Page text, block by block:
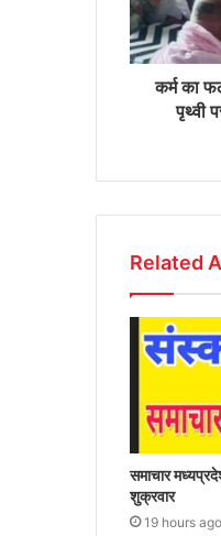
कर्म का
पृथ्वी
Related
समाचार
शुक्रवार
19 hours ago